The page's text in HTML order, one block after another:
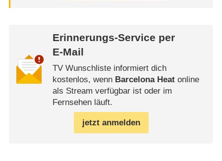
Erinnerungs-Service per
E-Mail
TV Wunschliste informiert dich
kostenlos, wenn Barcelona Heatonline
als Stream verfügbar ist oder im
Fernsehen läuft.
jetzt anmelden